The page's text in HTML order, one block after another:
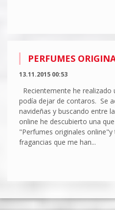
PERFUMES
13.11.2015 00:53
Recientemente he
podía dejar de contaros. Se
navideñas y buscando entre
online he descubierto una
"Perfumes originales
fragancias que me han...